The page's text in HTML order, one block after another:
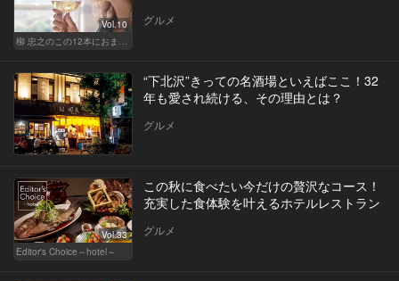
Vol.10
柳 忠之のこの12本におまかせ
グルメ
“下北沢”きっての名酒場といえばここ！32
年も愛され続ける、その理由とは？
グルメ
Vol.33
Editor's Choice～hotel～
この秋に食べたい今だけの贅沢なコース！
充実した食体験を叶えるホテルレストラン
グルメ